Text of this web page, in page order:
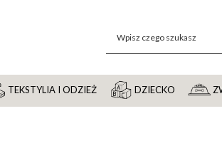
TEKSTYLIA I ODZIEŻ DZIECKO